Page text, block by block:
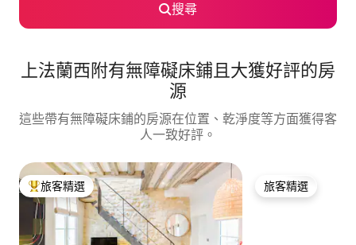
搜尋
上法蘭西附有無障礙床鋪且大獲好評的房
源
這些帶有無障礙床鋪的房源在位置、乾淨度等方面獲得客
人一致好評。
旅客精選榜首
旅客精選 旅客精選
旅客精選